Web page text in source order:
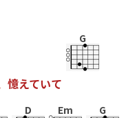
憶えていて
G
D Em G